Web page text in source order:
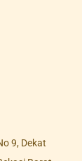
9, Dekat